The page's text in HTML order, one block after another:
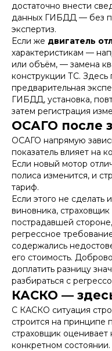
достаточно внести
данных ГИБДД — без
экспертиз.
Если же двигатель
характеристикам —
или объём, — замена
конструкции ТС. Здесь
предварительная
ГИБДД, установка,
затем регистрация
ОСАГО после
ОСАГО напрямую
показатель влияет на
Если новый мотор
полиса изменится, и
тариф.
Если этого не сделать
виновника,
пострадавшей
регрессное
содержались
его стоимость.
доплатить разницу
разбираться с
КАСКО —
С КАСКО ситуация
строится на принципе
страховщик
конкретном